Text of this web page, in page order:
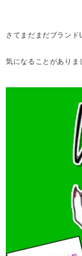
さてまだまだブランド
気になることがあり